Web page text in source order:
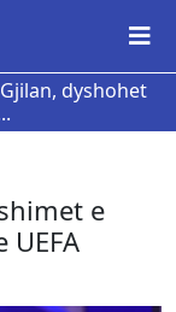
dyshohet
e
UEFA